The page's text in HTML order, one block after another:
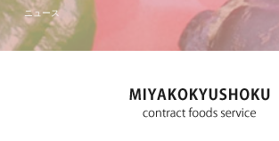
ニュース